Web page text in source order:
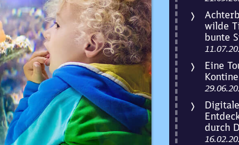
wilde
bunte
Eine
Digitale
durch